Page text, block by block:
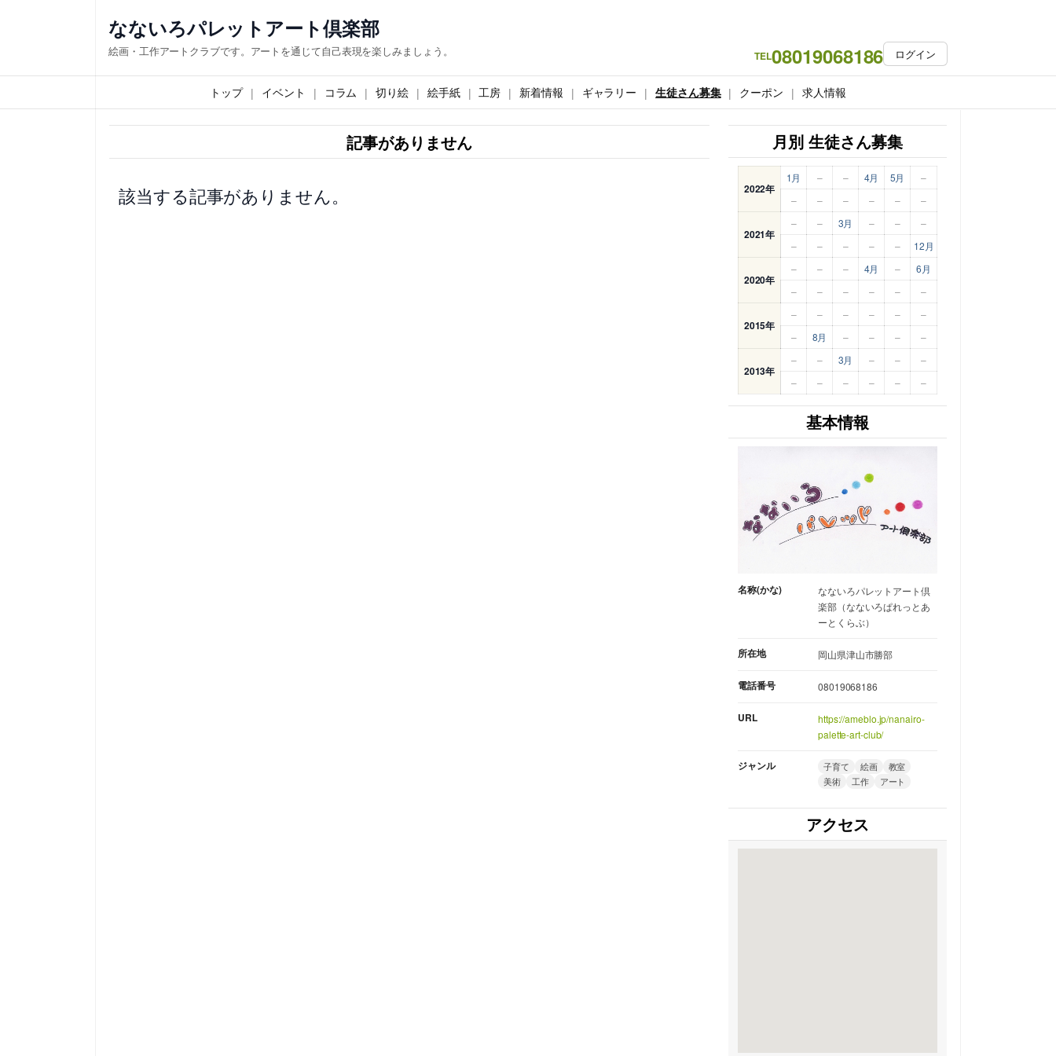
ス
キ
なないろパレットアート倶楽部
絵画・工作アートクラブです。アートを通じて自己表現を楽しみましょう。 TEL08019068186 ログイン
トップ イベント コラム 切り絵 絵手紙 工房 新着情報 ギャラリー 生徒さん募集 クーポン 求人情報
記事がありません
該当する記事がありません。
月別 生徒さん募集
2022年
1月 – – 4月 5月
–
–
– – – – –
2021年
– – 3月 – –
–
–
– – – – 12月
2020年
– – – 4月 –
6月
–
– – – – –
2015年
– – – – –
–
–
8月 – – – –
2013年
– – 3月 – –
–
–
– – – – –
基本情報
名称(かな)
なないろパレットアート倶
楽部（なないろぱれっとあ
ーとくらぶ）
所在地 岡山県津山市勝部
電話番号 08019068186
URL
https://ameblo.jp/nanairo-
palette-art-club/
ジャンル 子育て 絵画
教室
美術
工作 アート
アクセス